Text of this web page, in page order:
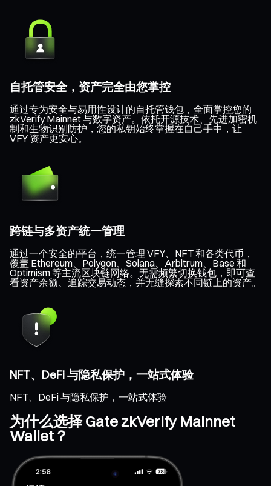
自托管安全，资产完全由您掌控
通过专为安全与易用性设计的自托管钱包，全面掌控您的
zkVerify Mainnet 与数字资产。依托开源技术、先进加密机
制和生物识别防护，您的私钥始终掌握在自己手中，让
VFY 资产更安心。
跨链与多资产统一管理
通过一个安全的平台，统一管理 VFY、NFT 和各类代币，
覆盖 Ethereum、Polygon、Solana、Arbitrum、Base 和
Optimism 等主流区块链网络。无需频繁切换钱包，即可查
看资产余额、追踪交易动态，并无缝探索不同链上的资产。
NFT、DeFi 与隐私保护，一站式体验
NFT、DeFi 与隐私保护，一站式体验
为什么选择 Gate zkVerify Mainnet
Wallet？